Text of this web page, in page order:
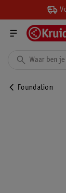
Foundation